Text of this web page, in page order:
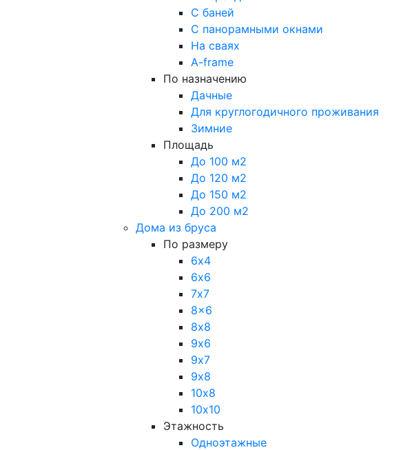
С баней
С панорамными окнами
На сваях
A-frame
По назначению
Дачные
Для круглогодичного проживания
Зимние
Площадь
До 100 м2
До 120 м2
До 150 м2
До 200 м2
Дома из бруса
По размеру
6х4
6х6
7х7
8x6
8х8
9х6
9х7
9х8
10х8
10х10
Этажность
Одноэтажные